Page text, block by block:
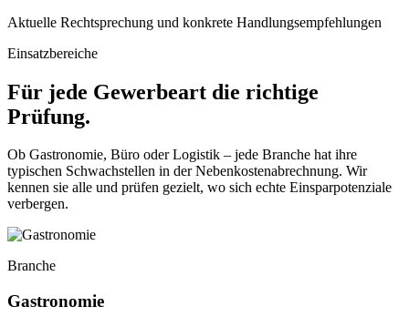
Aktuelle Rechtsprechung und konkrete Handlungsempfehlungen
Einsatzbereiche
Für jede Gewerbeart die richtige
Prüfung.
Ob Gastronomie, Büro oder Logistik – jede Branche hat ihre
typischen Schwachstellen in der Nebenkostenabrechnung. Wir
kennen sie alle und prüfen gezielt, wo sich echte Einsparpotenziale
verbergen.
Branche
Gastronomie